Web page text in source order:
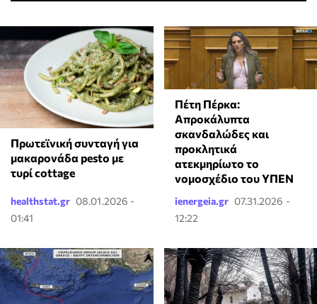
Πρωτεϊνική συνταγή για
μακαρονάδα pesto με
τυρί cottage
healthstat.gr 08.01.2026 -
01:41
Πέτη Πέρκα:
Απροκάλυπτα
σκανδαλώδες και
προκλητικά
ατεκμηρίωτο το
νομοσχέδιο του ΥΠΕΝ
ienergeia.gr 07.31.2026 -
12:22